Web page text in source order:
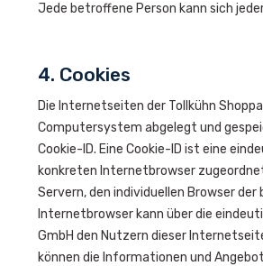
Jede betroffene Person kann sich
4. Cookies
Die Internetseiten der Tollkühn
Computersystem abgelegt und
Cookie-ID. Eine Cookie-ID ist eine
konkreten Internetbrowser
Servern, den individuellen Browser
Internetbrowser kann über die
GmbH den Nutzern dieser
können die Informationen und